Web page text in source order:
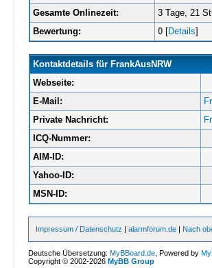
Gesamte Onlinezeit:
3 Tage, 21
Bewertung:
0[Details]
Kontaktdetails für FrankAusNRW
Webseite:
E-Mail:
Private Nachricht:
ICQ-Nummer:
AIM-ID:
Yahoo-ID:
MSN-ID:
Impressum / Datenschutz |alarmforum.de | Nach
Deutsche Übersetzung:MyBBoard.de , Powered by
Copyright © 2002-2026MyBB Group